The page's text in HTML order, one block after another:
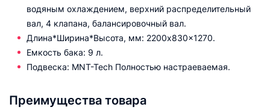
водяным охлаждением, верхний распределительный
вал, 4 клапана, балансировочный вал.
Длина*Ширина*Высота, мм: 2200x830x1270.
Емкость бака: 9 л.
Подвеска: MNT-Tech Полностью настраеваемая.
Преимущества товара